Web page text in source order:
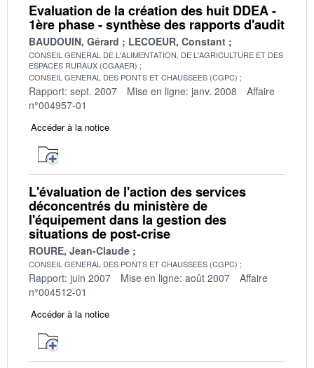
Evaluation de la création des huit DDEA -
1ère phase - synthèse des rapports d'audit
BAUDOUIN, Gérard LECOEUR, Constant
CONSEIL GENERAL DE L'ALIMENTATION, DE L'AGRICULTURE ET DES
ESPACES RURAUX (CGAAER)
CONSEIL GENERAL DES PONTS ET CHAUSSEES (CGPC)
Rapport: sept. 2007 Mise en ligne: janv. 2008
Affaire
n°004957-01
Accéder à la notice
L'évaluation de l'action des services
déconcentrés du ministère de
l'équipement dans la gestion des
situations de post-crise
ROURE, Jean-Claude
CONSEIL GENERAL DES PONTS ET CHAUSSEES (CGPC)
Rapport: juin 2007 Mise en ligne: août 2007
Affaire
n°004512-01
Accéder à la notice